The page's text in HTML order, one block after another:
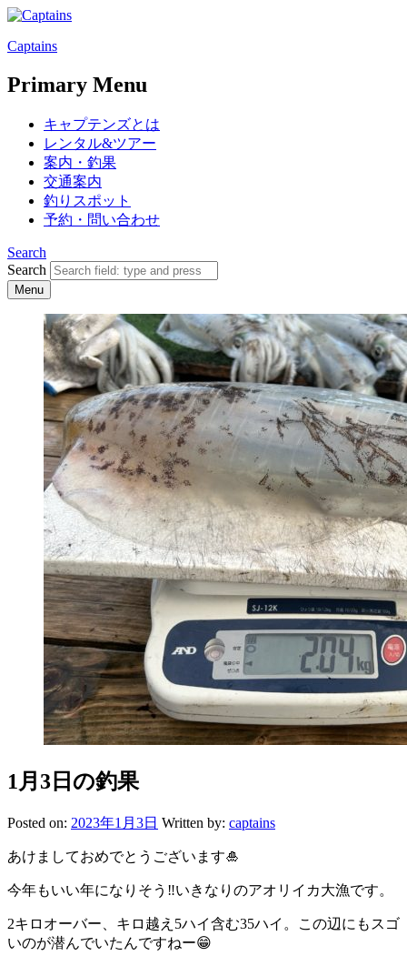
Captains
Primary Menu
キャプテンズとは
レンタル&ツアー
案内・釣果
交通案内
釣りスポット
予約・問い合わせ
Search
Search
Menu
1月3日の釣果
Posted on: 2023年1月3日 Written by: captains
あけましておめでとうございます🎍
今年もいい年になりそう‼️いきなりのアオリイカ大漁です。
2キロオーバー、キロ越え5ハイ含む35ハイ。この辺にもスゴ
いのが潜んでいたんですねー😁